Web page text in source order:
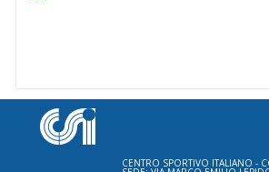
CENTRO SPORTIVO ITALIANO -